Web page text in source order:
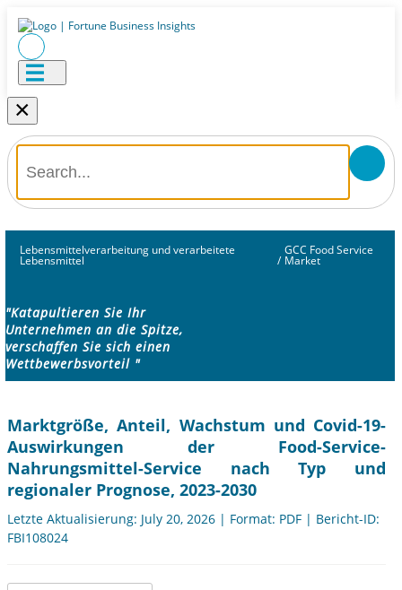
×
Lebensmittelverarbeitung und verarbeitete
Lebensmittel /
GCC Food Service
Market
"Katapultieren Sie Ihr
Unternehmen an die Spitze,
verschaffen Sie sich einen
Wettbewerbsvorteil "
Marktgröße, Anteil, Wachstum und Covid-19-
Auswirkungen der Food-Service-
Nahrungsmittel-Service nach Typ und
regionaler Prognose, 2023-2030
Letzte Aktualisierung: July 20, 2026 | Format: PDF | Bericht-ID:
FBI108024